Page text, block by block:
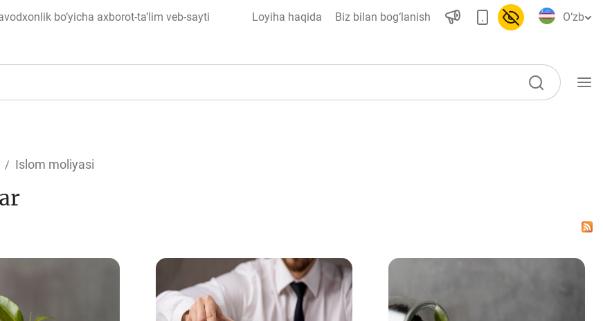
bo‘yicha axborot-ta’lim veb-sayti Loyiha haqida Biz bilan bog‘lanish O‘zb
Budjet
Loyiha haqida
Sayt xaritasi
Islom moliyasi